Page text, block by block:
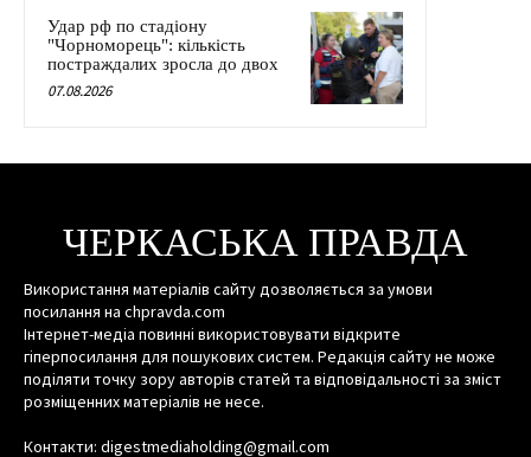
Удар рф по стадіону
"Чорноморець": кількість
постраждалих зросла до двох
07.08.2026
ЧЕРКАСЬКА ПРАВДА
Використання матеріалів сайту дозволяється за умови
посилання на chpravda.com
Інтернет-медіа повинні використовувати відкрите
гіперпосилання для пошукових систем. Редакція сайту не може
поділяти точку зору авторів статей та відповідальності за зміст
розміщенних матеріалів не несе.
Контакти: digestmediaholding@gmail.com